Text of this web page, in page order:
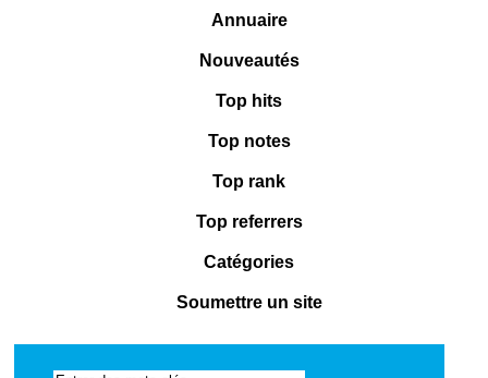
Annuaire
Nouveautés
Top hits
Top notes
Top rank
Top referrers
Catégories
Soumettre un site